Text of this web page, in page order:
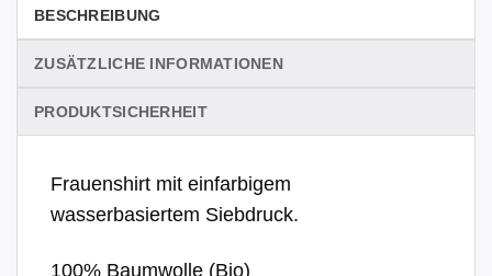
BESCHREIBUNG
ZUSÄTZLICHE INFORMATIONEN
PRODUKTSICHERHEIT
Frauenshirt mit einfarbigem
wasserbasiertem Siebdruck.
100% Baumwolle (Bio)